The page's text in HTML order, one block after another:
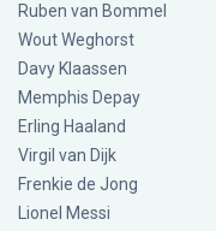
Ruben van Bommel
Wout Weghorst
Davy Klaassen
Memphis Depay
Erling Haaland
Virgil van Dijk
Frenkie de Jong
Lionel Messi